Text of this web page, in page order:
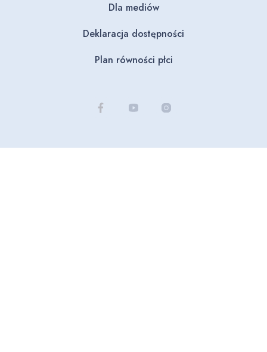
Dla mediów
Deklaracja dostępności
Plan równości płci